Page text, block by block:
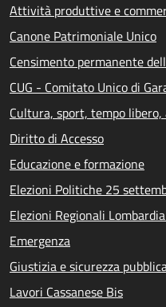
Attività produttive e
Canone Patrimoniale Unico
Censimento permanente
CUG - Comitato Unico di
Cultura, sport, tempo libero,
Diritto di Accesso
Educazione e formazione
Elezioni Politiche 25
Elezioni Regionali
Emergenza
Giustizia e sicurezza
Lavori Cassanese Bis